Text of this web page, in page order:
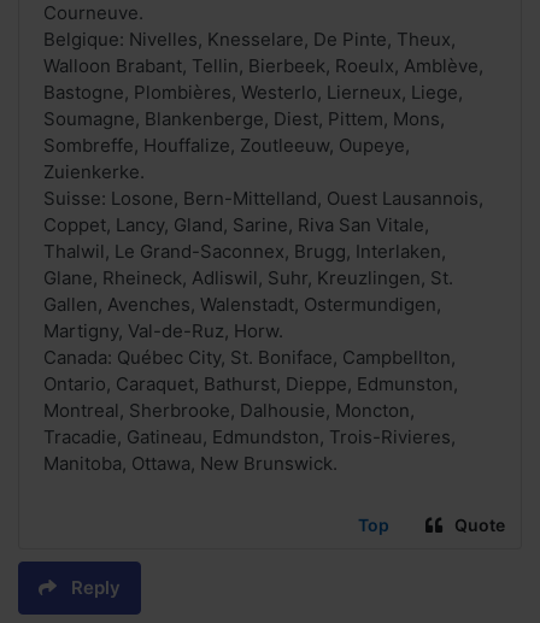
Courneuve.
Belgique: Nivelles, Knesselare, De Pinte, Theux,
Walloon Brabant, Tellin, Bierbeek, Roeulx, Amblève,
Bastogne, Plombières, Westerlo, Lierneux, Liege,
Soumagne, Blankenberge, Diest, Pittem, Mons,
Sombreffe, Houffalize, Zoutleeuw, Oupeye,
Zuienkerke.
Suisse: Losone, Bern-Mittelland, Ouest Lausannois,
Coppet, Lancy, Gland, Sarine, Riva San Vitale,
Thalwil, Le Grand-Saconnex, Brugg, Interlaken,
Glane, Rheineck, Adliswil, Suhr, Kreuzlingen, St.
Gallen, Avenches, Walenstadt, Ostermundigen,
Martigny, Val-de-Ruz, Horw.
Canada: Québec City, St. Boniface, Campbellton,
Ontario, Caraquet, Bathurst, Dieppe, Edmunston,
Montreal, Sherbrooke, Dalhousie, Moncton,
Tracadie, Gatineau, Edmundston, Trois-Rivieres,
Manitoba, Ottawa, New Brunswick.
Top Quote
Reply